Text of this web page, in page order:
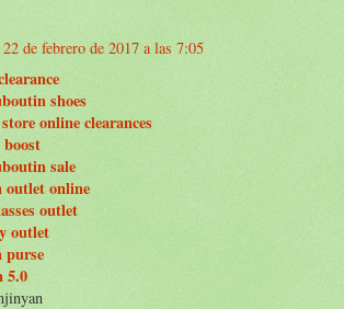
22 de febrero de 2017 a las 7:05
shoes
online clearances
boost
sale
online
outlet
outlet
purse
5.0